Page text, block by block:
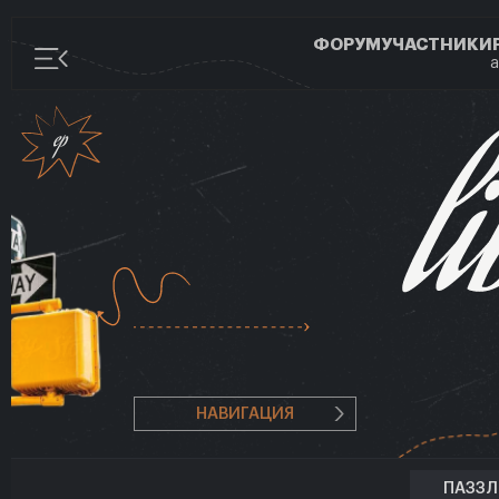
ФОРУМУЧАСТНИКИ
НАВИГАЦИЯ